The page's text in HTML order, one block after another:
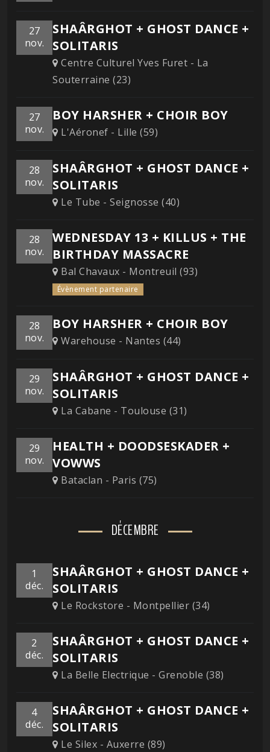
27
nov.
SHAÂRGHOT + GHOST DANCE +
SOLITARIS
Centre Culturel Yves Furet - La
Souterraine (23)
27
nov.
BOY HARSHER + CHOIR BOY
L'Aéronef - Lille (59)
28
nov.
SHAÂRGHOT + GHOST DANCE +
SOLITARIS
Le Tube - Seignosse (40)
28
nov.
WEDNESDAY 13 + KILLUS + THE
BIRTHDAY MASSACRE
Bal Chavaux - Montreuil (93)
Évènement partenaire
28
nov.
BOY HARSHER + CHOIR BOY
Warehouse - Nantes (44)
29
nov.
SHAÂRGHOT + GHOST DANCE +
SOLITARIS
La Cabane - Toulouse (31)
29
nov.
HEALTH + DOODSESKADER +
VOWWS
Bataclan - Paris (75)
DÉCEMBRE
1
déc.
SHAÂRGHOT + GHOST DANCE +
SOLITARIS
Le Rockstore - Montpellier (34)
2
déc.
SHAÂRGHOT + GHOST DANCE +
SOLITARIS
La Belle Electrique - Grenoble (38)
4
déc.
SHAÂRGHOT + GHOST DANCE +
SOLITARIS
Le Silex - Auxerre (89)